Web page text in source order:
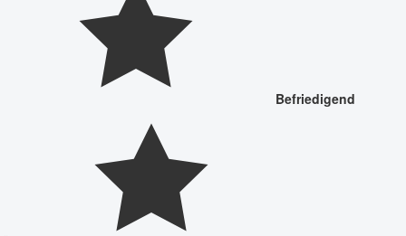
Befriedigend